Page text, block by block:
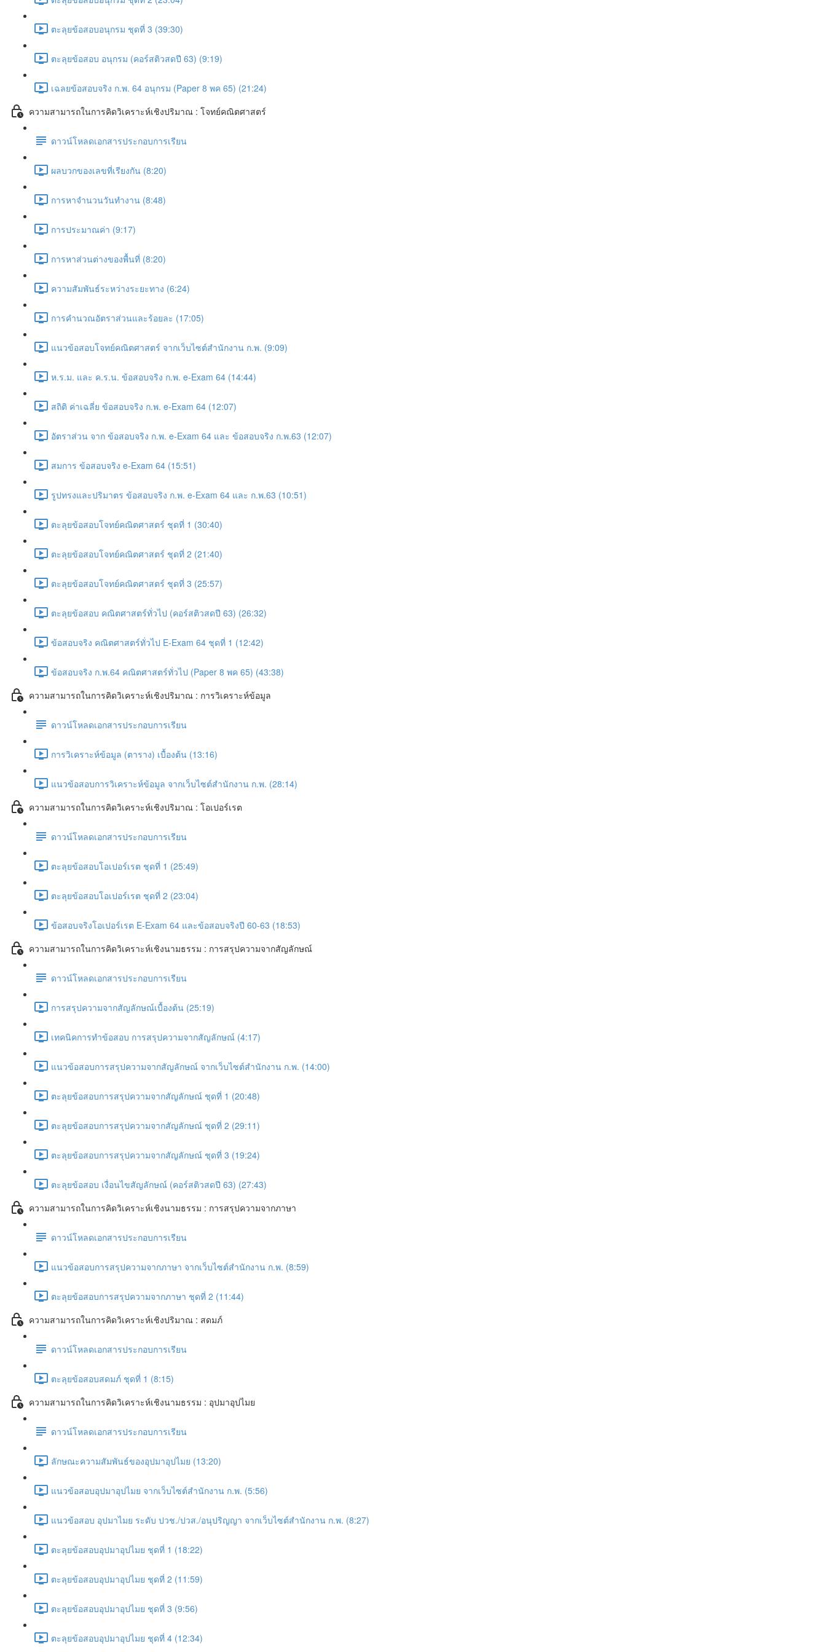
ตะลุยข้อสอบอนุกรม ชุดที่ 3 (39:30)
ตะลุยข้อสอบ อนุกรม (คอร์สติวสดปี 63) (9:19)
เฉลยข้อสอบจริง ก.พ. 64 อนุกรม (Paper 8 พค 65) (21:24)
ความสามารถในการคิดวิเคราะห์เชิงปริมาณ : โจทย์คณิตศาสตร์
ดาวน์โหลดเอกสารประกอบการเรียน
ผลบวกของเลขที่เรียงกัน (8:20)
การหาจำนวนวันทำงาน (8:48)
การประมาณค่า (9:17)
การหาส่วนต่างของพื้นที่ (8:20)
ความสัมพันธ์ระหว่างระยะทาง (6:24)
การคำนวณอัตราส่วนและร้อยละ (17:05)
แนวข้อสอบโจทย์คณิตศาสตร์ จากเว็บไซต์สำนักงาน ก.พ. (9:09)
ห.ร.ม. และ ค.ร.น. ข้อสอบจริง ก.พ. e-Exam 64 (14:44)
สถิติ ค่าเฉลี่ย ข้อสอบจริง ก.พ. e-Exam 64 (12:07)
อัตราส่วน จาก ข้อสอบจริง ก.พ. e-Exam 64 และ ข้อสอบจริง ก.พ.63 (12:07)
สมการ ข้อสอบจริง e-Exam 64 (15:51)
รูปทรงและปริมาตร ข้อสอบจริง ก.พ. e-Exam 64 และ ก.พ.63 (10:51)
ตะลุยข้อสอบโจทย์คณิตศาสตร์ ชุดที่ 1 (30:40)
ตะลุยข้อสอบโจทย์คณิตศาสตร์ ชุดที่ 2 (21:40)
ตะลุยข้อสอบโจทย์คณิตศาสตร์ ชุดที่ 3 (25:57)
ตะลุยข้อสอบ คณิตศาสตร์ทั่วไป (คอร์สติวสดปี 63) (26:32)
ข้อสอบจริง คณิตศาสตร์ทั่วไป E-Exam 64 ชุดที่ 1 (12:42)
ข้อสอบจริง ก.พ.64 คณิตศาสตร์ทั่วไป (Paper 8 พค 65) (43:38)
ความสามารถในการคิดวิเคราะห์เชิงปริมาณ : การวิเคราะห์ข้อมูล
ดาวน์โหลดเอกสารประกอบการเรียน
การวิเคราะห์ข้อมูล (ตาราง) เบื้องต้น (13:16)
แนวข้อสอบการวิเคราะห์ข้อมูล จากเว็บไซต์สำนักงาน ก.พ. (28:14)
ความสามารถในการคิดวิเคราะห์เชิงปริมาณ : โอเปอร์เรต
ดาวน์โหลดเอกสารประกอบการเรียน
ตะลุยข้อสอบโอเปอร์เรต ชุดที่ 1 (25:49)
ตะลุยข้อสอบโอเปอร์เรต ชุดที่ 2 (23:04)
ข้อสอบจริงโอเปอร์เรต E-Exam 64 และข้อสอบจริงปี 60-63 (18:53)
ความสามารถในการคิดวิเคราะห์เชิงนามธรรม : การสรุปความจากสัญลักษณ์
ดาวน์โหลดเอกสารประกอบการเรียน
การสรุปความจากสัญลักษณ์เบื้องต้น (25:19)
เทคนิคการทำข้อสอบ การสรุปความจากสัญลักษณ์ (4:17)
แนวข้อสอบการสรุปความจากสัญลักษณ์ จากเว็บไซต์สำนักงาน ก.พ. (14:00)
ตะลุยข้อสอบการสรุปความจากสัญลักษณ์ ชุดที่ 1 (20:48)
ตะลุยข้อสอบการสรุปความจากสัญลักษณ์ ชุดที่ 2 (29:11)
ตะลุยข้อสอบการสรุปความจากสัญลักษณ์ ชุดที่ 3 (19:24)
ตะลุยข้อสอบ เงื่อนไขสัญลักษณ์ (คอร์สติวสดปี 63) (27:43)
ความสามารถในการคิดวิเคราะห์เชิงนามธรรม : การสรุปความจากภาษา
ดาวน์โหลดเอกสารประกอบการเรียน
แนวข้อสอบการสรุปความจากภาษา จากเว็บไซต์สำนักงาน ก.พ. (8:59)
ตะลุยข้อสอบการสรุปความจากภาษา ชุดที่ 2 (11:44)
ความสามารถในการคิดวิเคราะห์เชิงปริมาณ : สดมภ์
ดาวน์โหลดเอกสารประกอบการเรียน
ตะลุยข้อสอบสดมภ์ ชุดที่ 1 (8:15)
ความสามารถในการคิดวิเคราะห์เชิงนามธรรม : อุปมาอุปไมย
ดาวน์โหลดเอกสารประกอบการเรียน
ลักษณะความสัมพันธ์ของอุปมาอุปไมย (13:20)
แนวข้อสอบอุปมาอุปไมย จากเว็บไซต์สำนักงาน ก.พ. (5:56)
แนวข้อสอบ อุปมาไมย ระดับ ปวช./ปวส./อนุปริญญา จากเว็บไซต์สำนักงาน ก.พ. (8:27)
ตะลุยข้อสอบอุปมาอุปไมย ชุดที่ 1 (18:22)
ตะลุยข้อสอบอุปมาอุปไมย ชุดที่ 2 (11:59)
ตะลุยข้อสอบอุปมาอุปไมย ชุดที่ 3 (9:56)
ตะลุยข้อสอบอุปมาอุปไมย ชุดที่ 4 (12:34)